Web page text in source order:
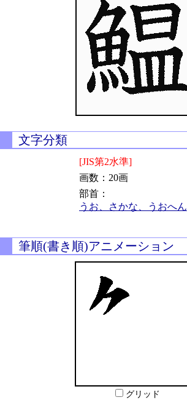
文字分類
[JIS第2水準]
画数：20画
部首：
うお、さかな、うおへん
筆順(書き順)アニメーション
グリッド